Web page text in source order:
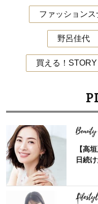
ファッションス
野呂佳代
買える！STORY
Beauty
【高
日続